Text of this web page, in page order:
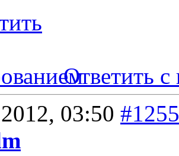
Ответить с
03:50 #1255